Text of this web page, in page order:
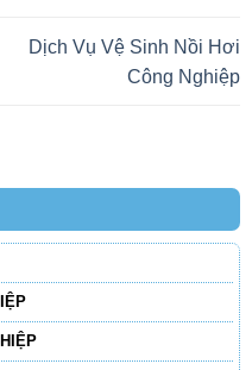
Dịch Vụ Vệ Sinh Nồi Hơi
Công Nghiệp